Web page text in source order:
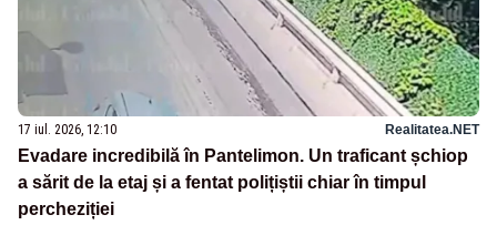
17 iul. 2026, 12:10 Realitatea.NET
Evadare incredibilă în Pantelimon. Un traficant șchiop
a sărit de la etaj și a fentat polițiștii chiar în timpul
percheziției